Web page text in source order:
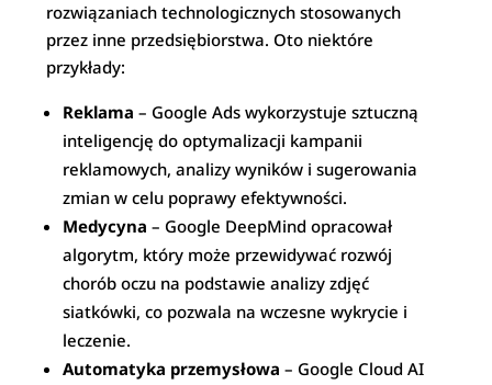
rozwiązaniach technologicznych stosowanych
przez inne przedsiębiorstwa. Oto niektóre
przykłady:
Reklama – Google Ads wykorzystuje sztuczną
inteligencję do optymalizacji kampanii
reklamowych, analizy wyników i sugerowania
zmian w celu poprawy efektywności.
Medycyna – Google DeepMind opracował
algorytm, który może przewidywać rozwój
chorób oczu na podstawie analizy zdjęć
siatkówki, co pozwala na wczesne wykrycie i
leczenie.
Automatyka przemysłowa – Google Cloud AI